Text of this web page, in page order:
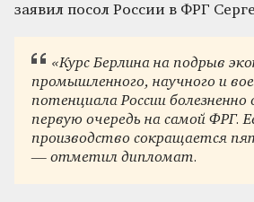
заявил посол России в ФРГ
«Курс Берлина на подрыв
промышленного, научного и
потенциала России
первую очередь на самой ФРГ.
производство сокращается
— отметил дипломат.